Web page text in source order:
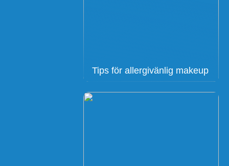
Tips för allergivänlig makeup